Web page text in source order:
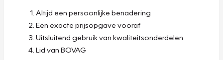
Altijd een persoonlijke benadering
Een exacte prijsopgave vooraf
Uitsluitend gebruik van kwaliteitsonderdelen
Lid van BOVAG